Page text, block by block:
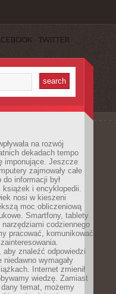
TWITTER
na rozwój
dekadach tempo
imponujące. Jeszcze
zajmowały całe
informacji był
książek i encyklopedii.
nosi w kieszeni
moc obliczeniową
Smartfony, tablety
codziennego
pracować, komunikować
znaleźć odpowiedzi
wymagały
Internet zmienił
wiedzę. Zamiast
temat, możemy